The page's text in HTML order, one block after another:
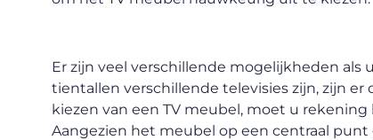
Er zijn veel verschillende mogelijkheden als
tientallen verschillende televisies zijn, zijn
kiezen van een TV meubel, moet u
Aangezien het meubel op een centraal